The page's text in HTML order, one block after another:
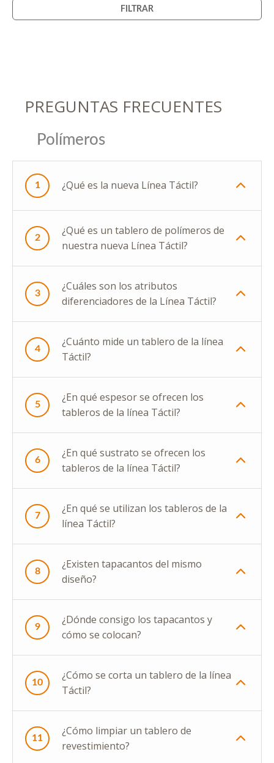
FILTRAR
PREGUNTAS FRECUENTES
Polímeros
1 ¿Qué es la nueva Línea Táctil?
2
¿Qué es un tablero de polímeros de
nuestra nueva Línea Táctil?
3
¿Cuáles son los atributos
diferenciadores de la Línea Táctil?
4
¿Cuánto mide un tablero de la línea
Táctil?
5
¿En qué espesor se ofrecen los
tableros de la línea Táctil?
6
¿En qué sustrato se ofrecen los
tableros de la línea Táctil?
7
¿En qué se utilizan los tableros de la
línea Táctil?
8
¿Existen tapacantos del mismo
diseño?
9
¿Dónde consigo los tapacantos y
cómo se colocan?
10
¿Cómo se corta un tablero de la línea
Táctil?
11
¿Cómo limpiar un tablero de
revestimiento?